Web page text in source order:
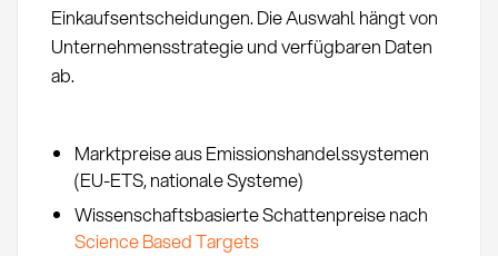
Einkaufsentscheidungen. Die Auswahl hängt von
Unternehmensstrategie und verfügbaren Daten
ab.
Marktpreise aus Emissionshandelssystemen
(EU-ETS, nationale Systeme)
Wissenschaftsbasierte Schattenpreise nach
Science Based Targets